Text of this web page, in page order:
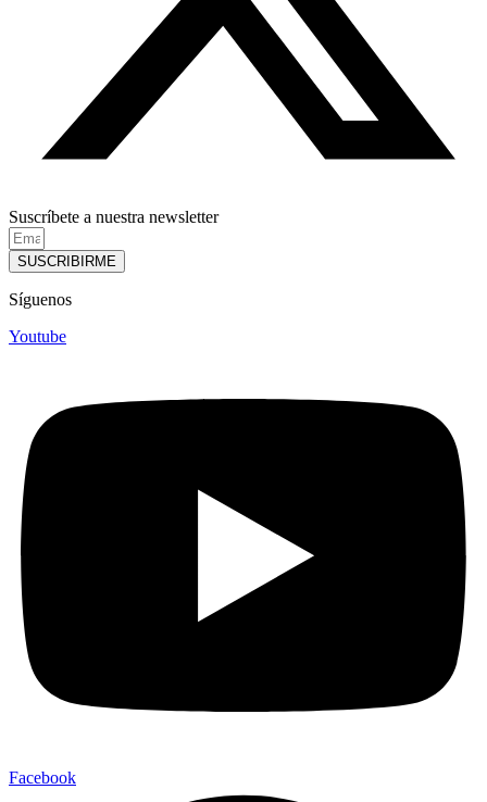
Suscríbete a nuestra newsletter
SUSCRIBIRME
Síguenos
Youtube
Facebook